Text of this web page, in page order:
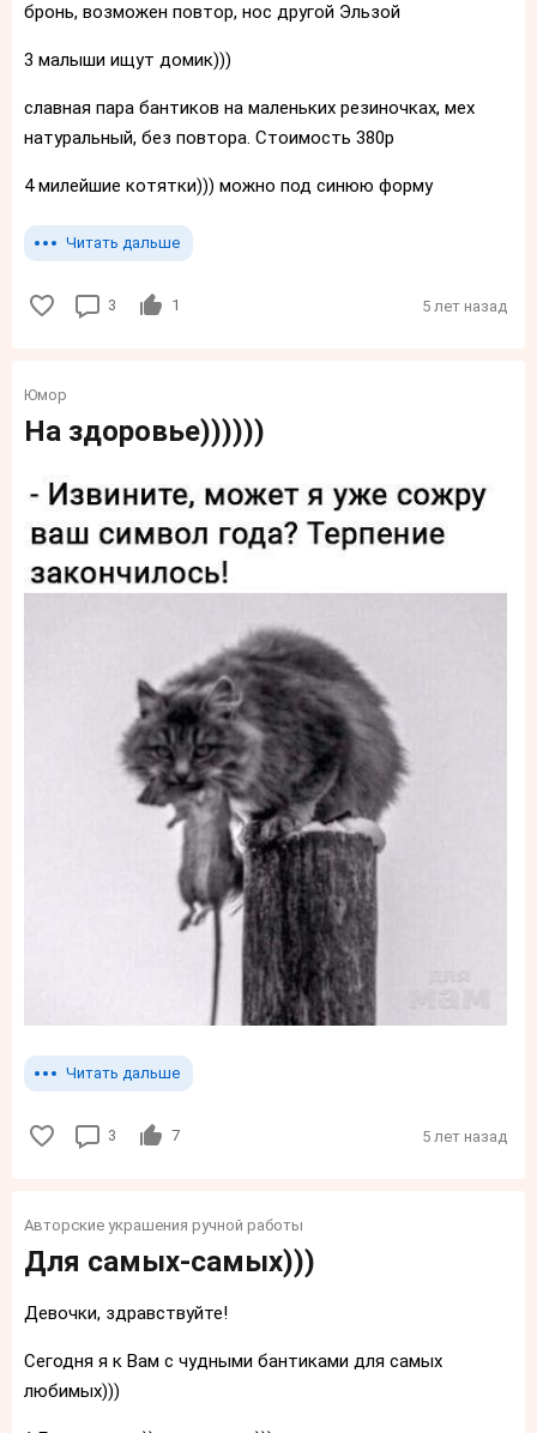
бронь, возможен повтор, нос другой Эльзой
3 малыши ищут домик)))
славная пара бантиков на маленьких резиночках, мех
натуральный, без повтора. Стоимость 380р
4 милейшие котятки))) можно под синюю форму
Читать дальше
3 1 5 лет назад
Юмор
На здоровье))))))
Читать дальше
3 7 5 лет назад
Авторские украшения ручной работы
Для самых-самых)))
Девочки, здравствуйте!
Сегодня я к Вам с чудными бантиками для самых
любимых)))